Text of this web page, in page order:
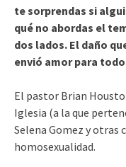
te sorprendas si
qué no abordas el
dos lados. El daño
envió amor para
El pastor Brian
Iglesia (a la que
Selena Gomez y otras
homosexualidad.